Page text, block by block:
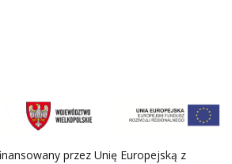
przez Unię Europejską z